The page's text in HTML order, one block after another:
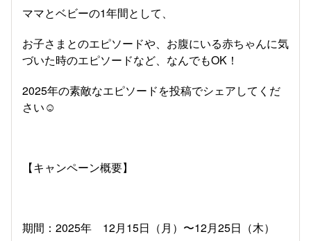
ママとベビーの1年間として、
お子さまとのエピソードや、お腹にいる赤ちゃんに気
づいた時のエピソードなど、なんでもOK！
2025年の素敵なエピソードを投稿でシェアしてくだ
さい☺️
【キャンペーン概要】
期間：2025年 12月15日（月）〜12月25日（木）